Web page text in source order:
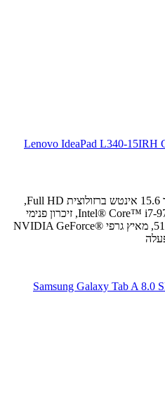
מחשב נייד מבית Lenovo בעל מסך 15.6 אינטש ברזולוצית Full HD,
מעבד Intel® Core™ i7-9750H 2.60GHz - 4.50GHz, זיכרון פנימי
בנפח 16GB, כונן SSD בנפח 512GB, מאיץ גרפי NVIDIA GeForce®